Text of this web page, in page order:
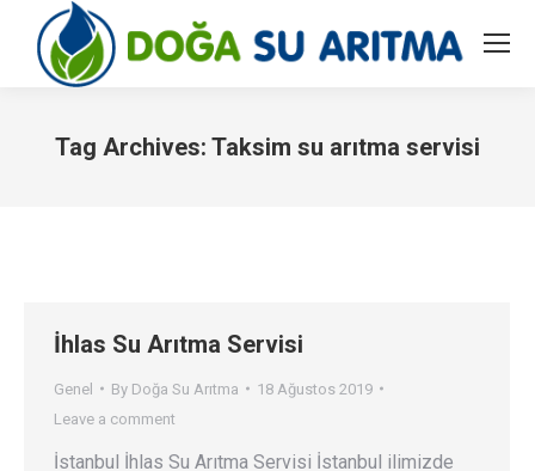
Tag Archives: Taksim su arıtma servisi
İhlas Su Arıtma Servisi
Genel By Doğa Su Arıtma
18 Ağustos 2019
Leave a comment
İstanbul İhlas Su Arıtma Servisi İstanbul ilimizde